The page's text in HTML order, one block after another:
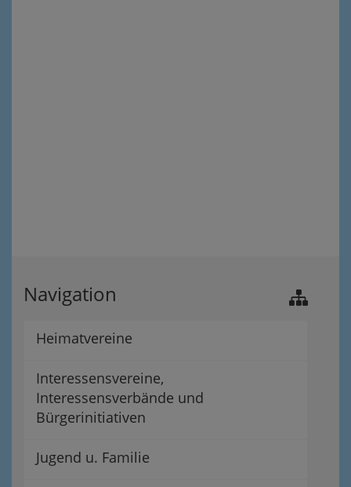
Navigation
Heimatvereine
Interessensvereine,
Interessensverbände und
Bürgerinitiativen
Jugend u. Familie